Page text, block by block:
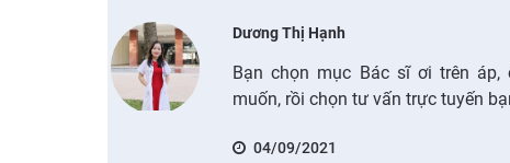
Dương Thị Hạnh
Bạn chọn mục Bác sĩ ơi trên
muốn, rồi chọn tư vấn trực tuyến
04/09/2021